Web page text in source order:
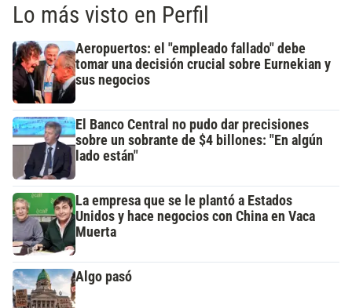
Lo más visto en Perfil
Aeropuertos: el "empleado fallado" debe
tomar una decisión crucial sobre Eurnekian y
sus negocios
El Banco Central no pudo dar precisiones
sobre un sobrante de $4 billones: "En algún
lado están"
La empresa que se le plantó a Estados
Unidos y hace negocios con China en Vaca
Muerta
Algo pasó